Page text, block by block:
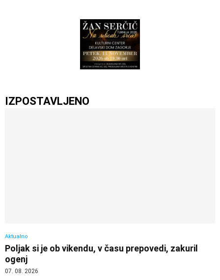
IZPOSTAVLJENO
Aktualno
Poljak si je ob vikendu, v času prepovedi, zakuril
ogenj
07. 08. 2026